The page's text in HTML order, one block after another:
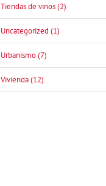
Tiendas de vinos (2)
Uncategorized (1)
Urbanismo (7)
Vivienda (12)